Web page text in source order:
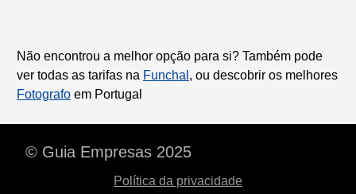
Não encontrou a melhor opção para si? Também pode
ver todas as tarifas na Funchal , ou descobrir os melhores
Fotografo em Portugal
© Guia Empresas 2025
Política da privacidade